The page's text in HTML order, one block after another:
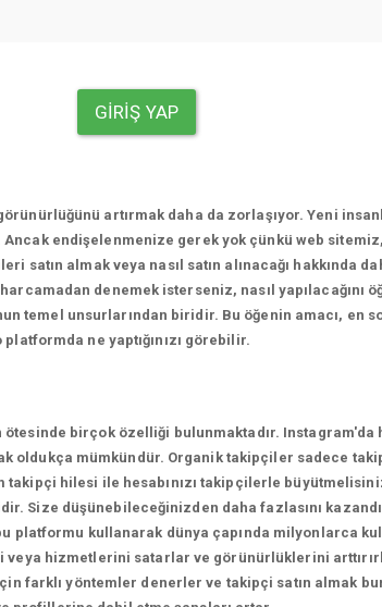
GIRIŞ YAP
artırmak daha da zorlaşıyor. Yeni
endişelenmenize gerek yok çünkü web
almak veya nasıl satın alınacağı hakkında
denemek isterseniz, nasıl yapılacağını
temel unsurlarından biridir. Bu öğenin amacı,
ne yaptığınızı görebilir.
birçok özelliği bulunmaktadır. Instagram'da
oldukça mümkündür. Organik takipçiler sadece
hilesi ile hesabınızı takipçilerle
Size düşünebileceğinizden daha fazlasını
platformu kullanarak dünya çapında milyonlarca
hizmetlerini satarlar ve görünürlüklerini
farklı yöntemler denerler ve takipçi satın almak